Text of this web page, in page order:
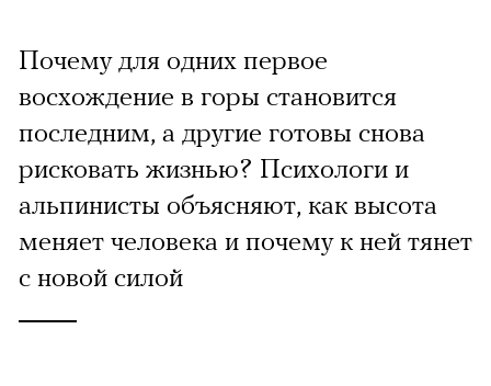
Почему для одних первое
восхождение в горы становится
последним, а другие готовы снова
рисковать жизнью? Психологи и
альпинисты объясняют, как высота
меняет человека и почему к ней тянет
с новой силой